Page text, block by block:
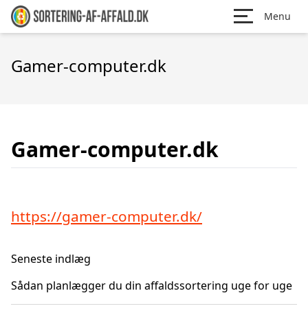
Menu
Gamer-computer.dk
Gamer-computer.dk
https://gamer-computer.dk/
Seneste indlæg
Sådan planlægger du din affaldssortering uge for uge